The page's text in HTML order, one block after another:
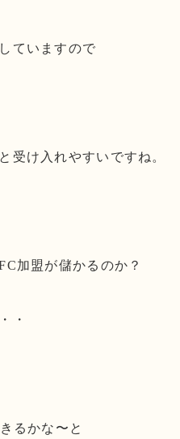
ていますので
受け入れやすいですね。
加盟が儲かるのか？
・
るかな〜と